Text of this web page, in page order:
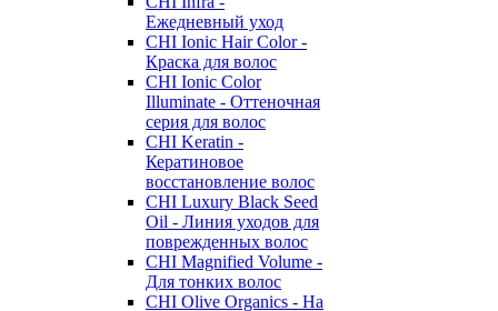
Ежедневный уход
CHI Ionic Hair Color -
Краска для волос
CHI Ionic Color
Illuminate - Оттеночная
серия для волос
CHI Keratin -
Кератиновое
восстановление волос
CHI Luxury Black Seed
Oil - Линия уходов для
поврежденных волос
CHI Magnified Volume -
Для тонких волос
CHI Olive Organics - На